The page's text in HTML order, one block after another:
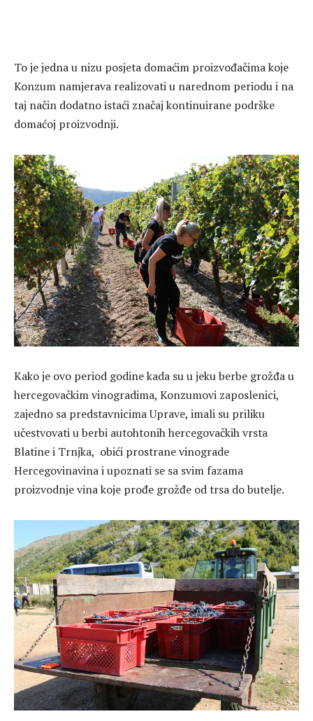
To je jedna u nizu posjeta domaćim proizvođačima koje
Konzum namjerava realizovati u narednom periodu i na
taj način dodatno istaći značaj kontinuirane podrške
domaćoj proizvodnji.
Kako je ovo period godine kada su u jeku berbe grožđa u
hercegovačkim vinogradima, Konzumovi zaposlenici,
zajedno sa predstavnicima Uprave, imali su priliku
učestvovati u berbi autohtonih hercegovačkih vrsta
Blatine i Trnjka, obići prostrane vinograde
Hercegovinavina i upoznati se sa svim fazama
proizvodnje vina koje prođe grožđe od trsa do butelje.